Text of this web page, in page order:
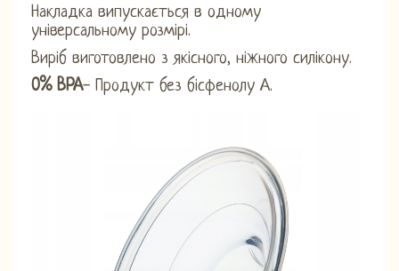
Накладка випускається в одному
універсальному розмірі.
Виріб виготовлено з якісного, ніжного силікону.
0% BPA- Продукт без бісфенолу А.